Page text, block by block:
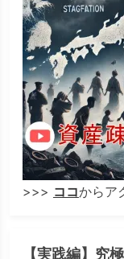
>>> ココからア
【実践編】究